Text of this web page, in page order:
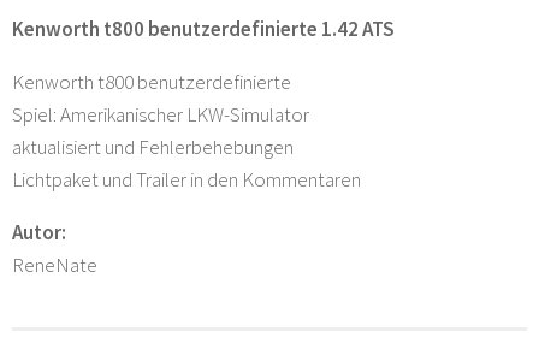
Kenworth t800 benutzerdefinierte 1.42 ATS
Kenworth t800 benutzerdefinierte
Spiel: Amerikanischer LKW-Simulator
aktualisiert und Fehlerbehebungen
Lichtpaket und Trailer in den Kommentaren
Autor:
ReneNate